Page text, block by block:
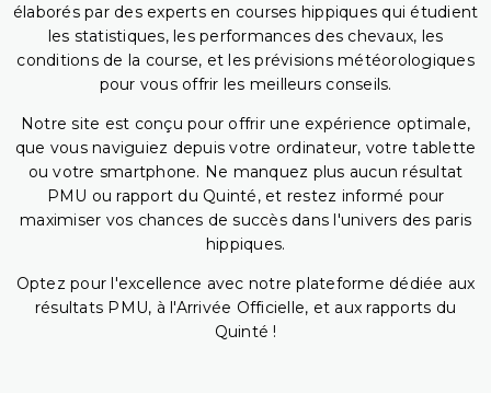
élaborés par des experts en courses hippiques qui étudient
les statistiques, les performances des chevaux, les
conditions de la course, et les prévisions météorologiques
pour vous offrir les meilleurs conseils.
Notre site est conçu pour offrir une expérience optimale,
que vous naviguiez depuis votre ordinateur, votre tablette
ou votre smartphone. Ne manquez plus aucun résultat
PMU ou rapport du Quinté, et restez informé pour
maximiser vos chances de succès dans l'univers des paris
hippiques.
Optez pour l'excellence avec notre plateforme dédiée aux
résultats PMU, à l'Arrivée Officielle, et aux rapports du
Quinté !